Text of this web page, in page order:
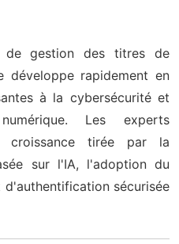
de gestion des titres de
développe rapidement en
à la cybersécurité et
Les experts
tirée par la
sur l'IA, l'adoption du
sécurisée